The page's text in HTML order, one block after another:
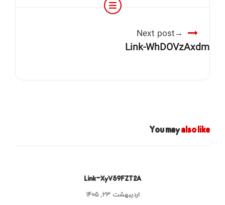
Next post
Link-WhDOVzAxdm
You mayalso like
Link-XyV59FZT2A
اردیبهشت ۲۳, ۱۴۰۵